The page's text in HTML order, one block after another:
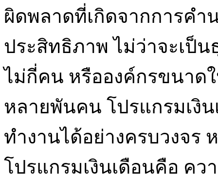
ผิดพลาดที่เกิดจากการค
ประสิทธิภาพ ไม่ว่าจะเป็
ไม่กี่คน หรือองค์กรขนาด
หลายพันคน โปรแกรมเงิ
ทำงานได้อย่างครบวงจร
โปรแกรมเงินเดือนคือ ค